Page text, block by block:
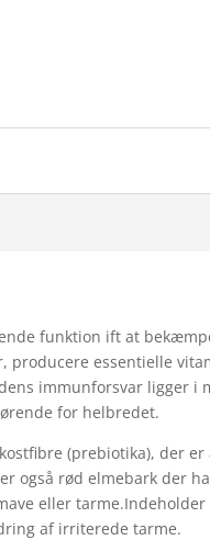
funktion ift at
producere essentielle
immunforsvar ligger i
for helbredet.
(prebiotika), der
også rød elmebark der
eller tarme.Indeholder
af irriterede tarme.